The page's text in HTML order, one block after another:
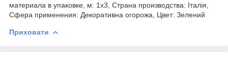
материала в упаковке, м: 1х3, Страна производства: Італія,
Сфера применения: Декоративна огорожа, Цвет: Зелений
Приховати